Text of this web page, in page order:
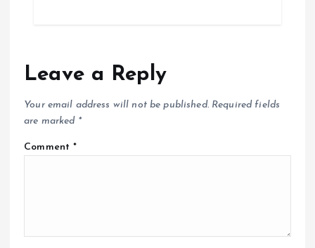
Leave a Reply
Your email address will not be published. Required fields
are marked *
Comment*